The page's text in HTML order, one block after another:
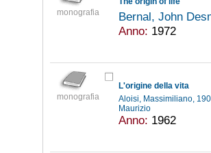
monografia
Bernal, John
Anno: 1972
monografia
L'origine della vita
Aloisi, Massimiliano,
Maurizio
Anno: 1962